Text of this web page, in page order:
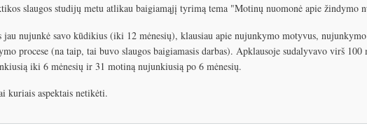
slaugos studijų metu atlikau baigiamąjį tyrimą tema "Motinų nuomonė apie žindymo
nujunkė savo kūdikius (iki 12 mėnesių), klausiau apie nujunkymo motyvus,
procese (na taip, tai buvo slaugos baigiamasis darbas). Apklausoje sudalyvavo virš
iki 6 mėnesių ir 31 motiną nujunkiusią po 6 mėnesių.
kuriais aspektais netikėti.